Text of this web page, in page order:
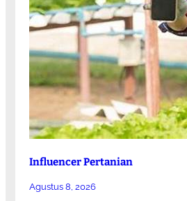
Influencer Pertanian
Agustus 8, 2026